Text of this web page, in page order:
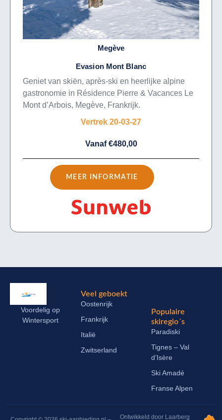
Megève
Evasion Mont Blanc
Geniet van skiën, après-ski en heerlijke alpine
gastronomie in Résidence Pierre & Vacances Le
Mont d’Arbois, Megève, Frankrijk.
Vertrek 20-03-27
Vanaf €480,00
MEER INFORMATIE
Voordelig op
Wintersport
Veel geboekt
Oostenrijk
Frankrijk
Italië
Zwitserland
Populaire
skiregio´s
Paradiski
Tignes – Val
d’Isère
Ski Amadé
Franse Alpen
Ontwikkeld door Laarberg